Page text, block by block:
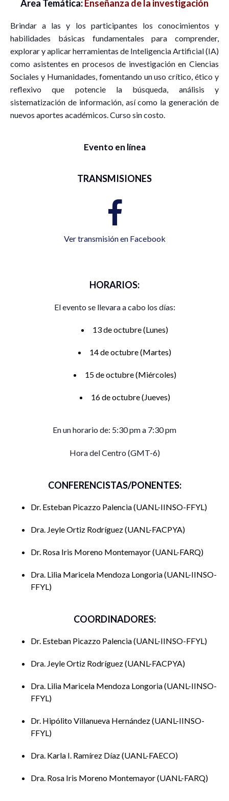
Área Temática:Enseñanza de la investigación
Brindar a las y los participantes los conocimientos y
habilidades básicas fundamentales para comprender,
explorar y aplicar herramientas de Inteligencia Artificial (IA)
como asistentes en procesos de investigación en Ciencias
Sociales y Humanidades, fomentando un uso crítico, ético y
reflexivo que potencie la búsqueda, análisis y
sistematización de información, así como la generación de
nuevos aportes académicos. Curso sin costo.
Evento en línea
TRANSMISIONES
Ver transmisión en Facebook
HORARIOS:
El evento se llevara a cabo los días:
13 de octubre (Lunes)
14 de octubre (Martes)
15 de octubre (Miércoles)
16 de octubre (Jueves)
En un horario de: 5:30 pm a 7:30 pm
Hora del Centro (GMT-6)
CONFERENCISTAS/PONENTES:
Dr. Esteban Picazzo Palencia UANL-IINSO-FFYL
Dra. Jeyle Ortiz Rodríguez UANL-FACPYA
Dr. Rosa Iris Moreno Montemayor UANL-FARQ
Dra. Lilia Maricela Mendoza Longoria UANL-IINSO-
FFYL
COORDINADORES:
Dr. Esteban Picazzo Palencia UANL-IINSO-FFYL
Dra. Jeyle Ortiz Rodríguez UANL-FACPYA
Dra. Lilia Maricela Mendoza Longoria UANL-IINSO-
FFYL
Dr. Hipólito Villanueva Hernández UANL-IINSO-
FFYL
Dra. Karla I. Ramírez Díaz UANL-FAECO
Dra. Rosa Iris Moreno Montemayor UANL-FARQ